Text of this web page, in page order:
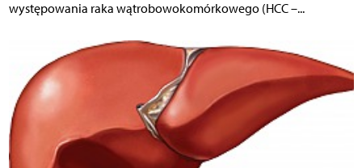
występowania raka wątrobowokomórkowego (HCC –...